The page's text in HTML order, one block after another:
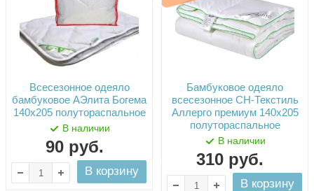
Всесезонное одеяло
бамбуковое АЭлита Богема
140х205 полутораспальное
В наличии
90руб.
В корзину
Бамбуковое одеяло
всесезонное СН-Текстиль
Аллерго премиум 140х205
полутораспальное
В наличии
310 руб.
В корзину